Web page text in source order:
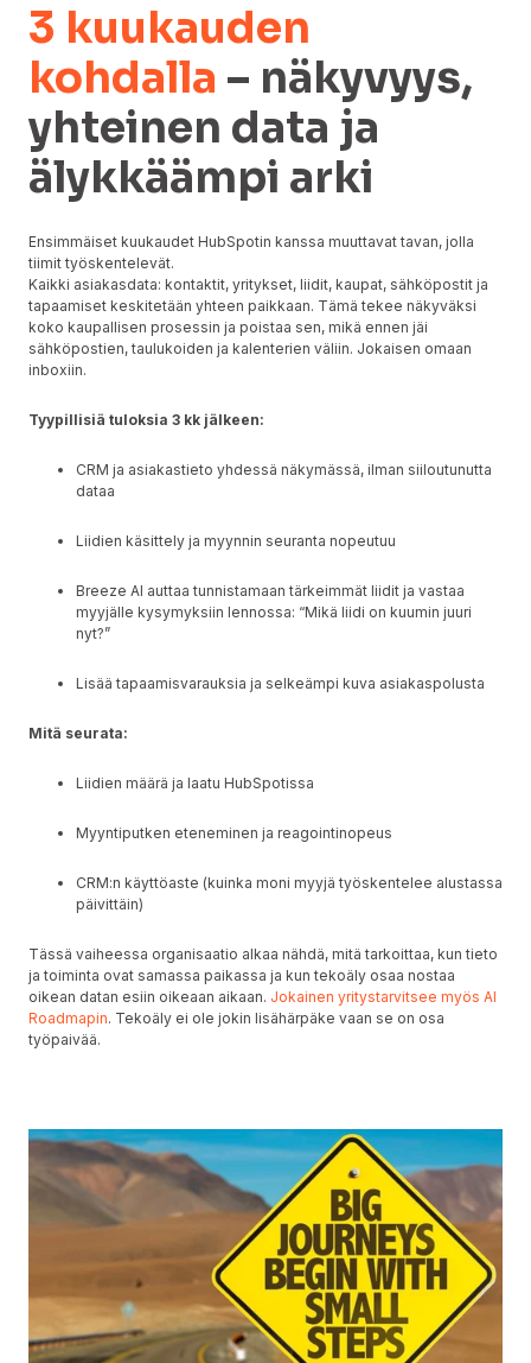
3 kuukauden
kohdalla – näkyvyys,
yhteinen data ja
älykkäämpi arki
Ensimmäiset kuukaudet HubSpotin kanssa muuttavat tavan, jolla
tiimit työskentelevät.
Kaikki asiakasdata: kontaktit, yritykset, liidit, kaupat, sähköpostit ja
tapaamiset keskitetään yhteen paikkaan. Tämä tekee näkyväksi
koko kaupallisen prosessin ja poistaa sen, mikä ennen jäi
sähköpostien, taulukoiden ja kalenterien väliin. Jokaisen omaan
inboxiin.
Tyypillisiä tuloksia 3 kk jälkeen:
CRM ja asiakastieto yhdessä näkymässä, ilman siiloutunutta
dataa
Liidien käsittely ja myynnin seuranta nopeutuu
Breeze AI auttaa tunnistamaan tärkeimmät liidit ja vastaa
myyjälle kysymyksiin lennossa: “Mikä liidi on kuumin juuri
nyt?”
Lisää tapaamisvarauksia ja selkeämpi kuva asiakaspolusta
Mitä seurata:
Liidien määrä ja laatu HubSpotissa
Myyntiputken eteneminen ja reagointinopeus
CRM:n käyttöaste (kuinka moni myyjä työskentelee alustassa
päivittäin)
Tässä vaiheessa organisaatio alkaa nähdä, mitä tarkoittaa, kun tieto
ja toiminta ovat samassa paikassa ja kun tekoäly osaa nostaa
oikean datan esiin oikeaan aikaan. Jokainen yritystarvitsee myös AI
Roadmapin. Tekoäly ei ole jokin lisähärpäke vaan se on osa
työpaivää.